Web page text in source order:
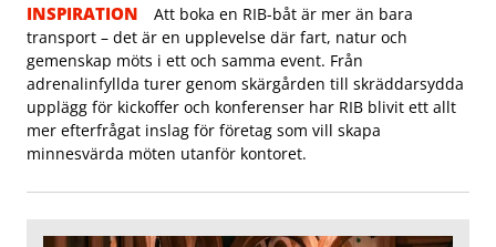
INSPIRATION
Att boka en RIB-båt är mer än bara
transport – det är en upplevelse där fart, natur och
gemenskap möts i ett och samma event. Från
adrenalinfyllda turer genom skärgården till skräddarsydda
upplägg för kickoffer och konferenser har RIB blivit ett allt
mer efterfrågat inslag för företag som vill skapa
minnesvärda möten utanför kontoret.